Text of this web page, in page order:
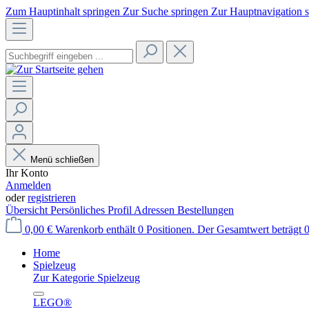
Zum Hauptinhalt springen Zur Suche springen Zur Hauptnavigation
Menü schließen
Ihr Konto
Anmelden
oderregistrieren
Übersicht Persönliches Profil Adressen Bestellungen
0,00 € Warenkorb enthält 0 Positionen. Der Gesamtwert beträgt
Home
Spielzeug
Zur Kategorie Spielzeug
LEGO®